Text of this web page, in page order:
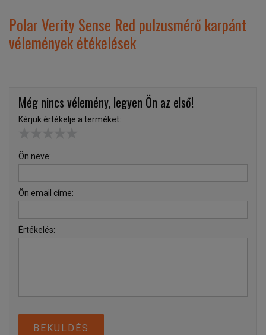
Polar Verity Sense Red pulzusmérő karpánt
vélemények étékelések
Még nincs vélemény, legyen Ön az első!
Kérjük értékelje a terméket:
Ön neve:
Ön email címe:
Értékelés:
BEKÜLDÉS